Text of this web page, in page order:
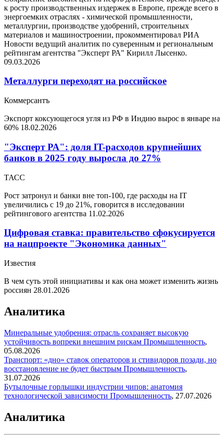
к росту производственных издержек в Европе, прежде всего в
энергоемких отраслях - химической промышленности,
металлургии, производстве удобрений, строительных
материалов и машиностроении, прокомментировал РИА
Новости ведущий аналитик по суверенным и региональным
рейтингам агентства "Эксперт РА" Кирилл Лысенко.
09.03.2026
Металлурги переходят на российское
Коммерсантъ
Экспорт коксующегося угля из РФ в Индию вырос в январе на
60% 18.02.2026
"Эксперт РА": доля IT-расходов крупнейших
банков в 2025 году выросла до 27%
ТАСС
Рост затронул и банки вне топ-100, где расходы на IT
увеличились с 19 до 21%, говорится в исследовании
рейтингового агентства 11.02.2026
Цифровая ставка: правительство сфокусируется
на нацпроекте "Экономика данных"
Известия
В чем суть этой инициативы и как она может изменить жизнь
россиян 28.01.2026
Аналитика
Минеральные удобрения: отрасль сохраняет высокую
устойчивость вопреки внешним рискам Промышленность,
05.08.2026
Транспорт: «дно» ставок операторов и стивидоров позади, но
восстановление не будет быстрым Промышленность,
31.07.2026
Бутылочные горлышки индустрии чипов: анатомия
технологической зависимости Промышленность, 27.07.2026
Аналитика